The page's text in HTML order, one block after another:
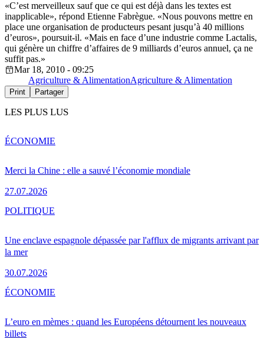
«C’est merveilleux sauf que ce qui est déjà dans les textes est
inapplicable», répond Etienne Fabrègue. «Nous pouvons mettre en
place une organisation de producteurs pesant jusqu’à 40 millions
d’euros», poursuit-il. «Mais en face d’une industrie comme Lactalis,
qui génère un chiffre d’affaires de 9 milliards d’euros annuel, ça ne
suffit pas.»
Mar 18, 2010 - 09:25
Agriculture & AlimentationAgriculture & Alimentation
Print Partager
LES PLUS LUS
Merci la Chine : elle a sauvé l’économie mondiale
27.07.2026
ÉCONOMIE
Une enclave espagnole dépassée par l'afflux de migrants arrivant par
la mer
30.07.2026
POLITIQUE
L’euro en mèmes : quand les Européens détournent les nouveaux
billets
ÉCONOMIE